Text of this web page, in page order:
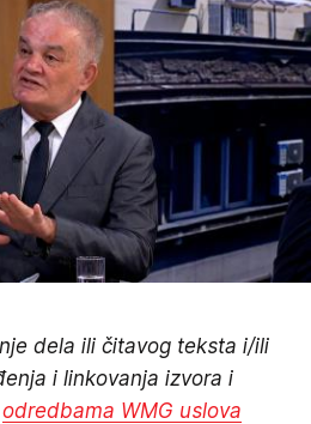
dela ili čitavog teksta i/ili
i linkovanja izvora i
odredbama WMG uslova